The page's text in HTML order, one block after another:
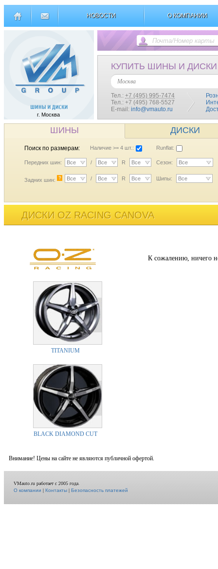
НОВОСТИ О КОМПАНИИ
г. Москва
КУПИТЬ ШИНЫ И ДИСКИ
Москва
Тел.: +7 (495) 995-7474
Тел.: +7 (495) 768-5527
E-mail: info@vmauto.ru
ШИНЫ ДИСКИ
Поиск по размерам: Наличие >= 4 шт.: Runflat:
Передних шин: Все / Все R Все Сезон: Все
Задних шин: ? Все / Все R Все Шипы: Все
ДИСКИ OZ RACING CANOVA
TITANIUM
BLACK DIAMOND CUT
К сожалению, ничего
Внимание! Цены на сайте не являются публичной офертой.
VMauto.ru работает с 2005 года.
О компании|Контакты|Безопасность платежей